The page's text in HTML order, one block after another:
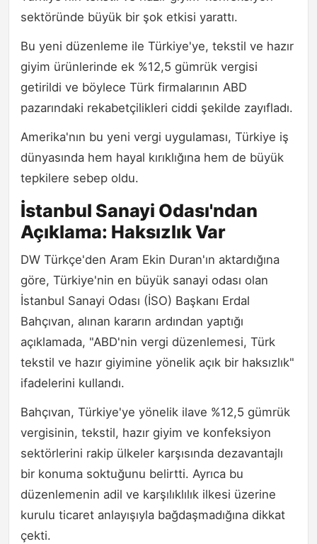
sektöründe büyük bir şok etkisi yarattı.
Bu yeni düzenleme ile Türkiye'ye, tekstil ve hazır
giyim ürünlerinde ek %12,5 gümrük vergisi
getirildi ve böylece Türk firmalarının ABD
pazarındaki rekabetçilikleri ciddi şekilde zayıfladı.
Amerika'nın bu yeni vergi uygulaması, Türkiye iş
dünyasında hem hayal kırıklığına hem de büyük
tepkilere sebep oldu.
İstanbul Sanayi Odası'ndan
Açıklama: Haksızlık Var
DW Türkçe'den Aram Ekin Duran'ın aktardığına
göre, Türkiye'nin en büyük sanayi odası olan
İstanbul Sanayi Odası (İSO) Başkanı Erdal
Bahçıvan, alınan kararın ardından yaptığı
açıklamada, "ABD'nin vergi düzenlemesi, Türk
tekstil ve hazır giyimine yönelik açık bir haksızlık"
ifadelerini kullandı.
Bahçıvan, Türkiye'ye yönelik ilave %12,5 gümrük
vergisinin, tekstil, hazır giyim ve konfeksiyon
sektörlerini rakip ülkeler karşısında dezavantajlı
bir konuma soktuğunu belirtti. Ayrıca bu
düzenlemenin adil ve karşılıklılık ilkesi üzerine
kurulu ticaret anlayışıyla bağdaşmadığına dikkat
çekti.